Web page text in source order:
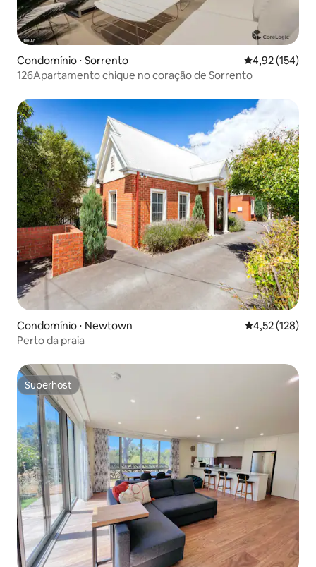
Condomínio ⋅ Sorrento 4,92 de uma
4,92 (154)
126Apartamento chique no coração de Sorrento
Condomínio ⋅ Newtown 4,52 de uma
4,52 (128)
Perto da praia
Superhost
Superhost